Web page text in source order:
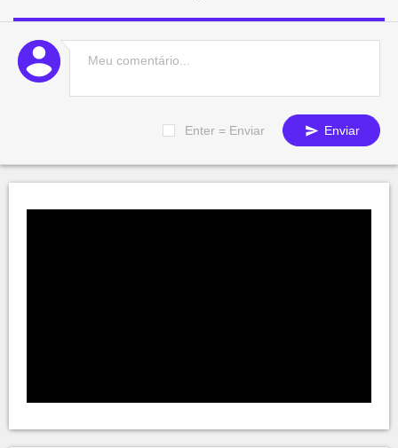
Enter = Enviar Enviar